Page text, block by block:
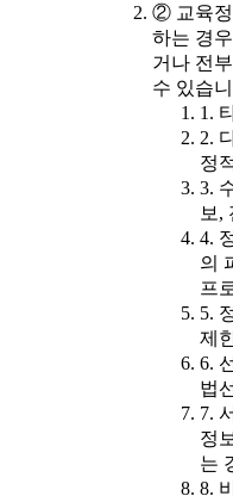
② 교육정
하는 경
거나 전
수 있습
1.
2.
정
3.
보,
4.
의
프
5.
제
6.
법
7.
정
는
8.